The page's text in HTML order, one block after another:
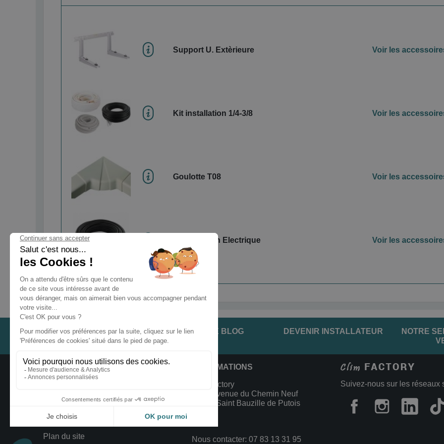
Support U. Extèrieure Voir les
Kit installation 1/4-3/8 Voir les
Goulotte T08 Voir les
Alimentation Electrique Voir les
LES TÉMOIGNAGES
CLIENTS
NOTRE BLOG DEVENIR INSTALLATEUR
NOTRE
INFORMATIONS ET CONDITIONS
Mentions Légales
Conditions de Vente
Plan du site
INFORMATIONS
ClimFactory
1527 Avenue du Chemin Neuf
34190 Saint Bauzille de Putois
Nous contacter: 07 83 13 31 95
Suivez-nous sur les réseaux